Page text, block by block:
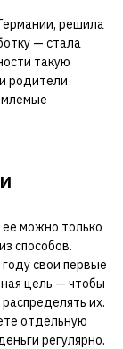
решила
— стала
такую
родители
можно только
способов.
свои первые
цель — чтобы
их.
отдельную
регулярно.